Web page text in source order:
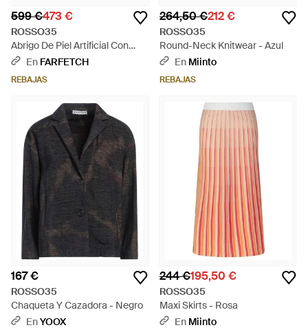
599 €473 €
ROSSO35
Abrigo De Piel Artificial Con
Botones - Neutro
En FARFETCH
REBAJAS
264,50 €212 €
ROSSO35
Round-Neck Knitwear - Azul
En Miinto
REBAJAS
167 €
ROSSO35
Chaqueta Y Cazadora - Negro
EnYOOX
244 €195,50 €
ROSSO35
Maxi Skirts - Rosa
En Miinto